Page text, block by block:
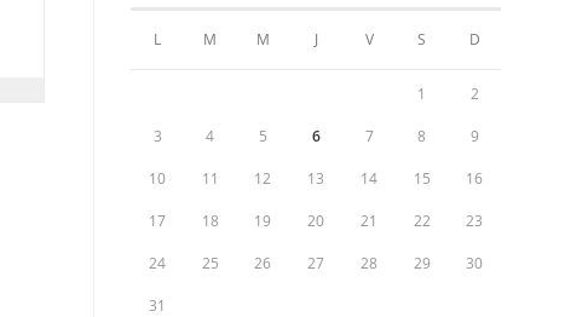
L M M J V S D
1 2
3 4 5 6 7 8 9
10 11 12 13 14 15 16
17 18 19 20 21 22 23
24 25 26 27 28 29 30
31